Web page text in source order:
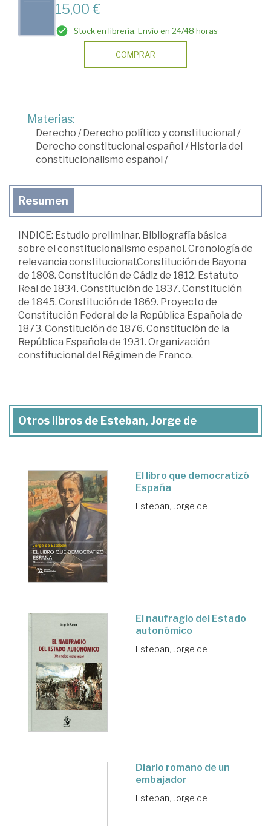
15,00 €
Stock en librería. Envío en 24/48 horas
COMPRAR
Materias:
Derecho /Derecho político y constitucional /
Derecho constitucional español /Historia del
constitucionalismo español /
Resumen
INDICE: Estudio preliminar. Bibliografía básica
sobre el constitucionalismo español. Cronología de
relevancia constitucional.Constitución de Bayona
de 1808. Constitución de Cádiz de 1812. Estatuto
Real de 1834. Constitución de 1837. Constitución
de 1845. Constitución de 1869. Proyecto de
Constitución Federal de la República Española de
1873. Constitución de 1876. Constitución de la
República Española de 1931. Organización
constitucional del Régimen de Franco.
Otros libros de Esteban, Jorge de
El libro que democratizó
España
Esteban, Jorge de
El naufragio del Estado
autonómico
Esteban, Jorge de
Diario romano de un
embajador
Esteban, Jorge de